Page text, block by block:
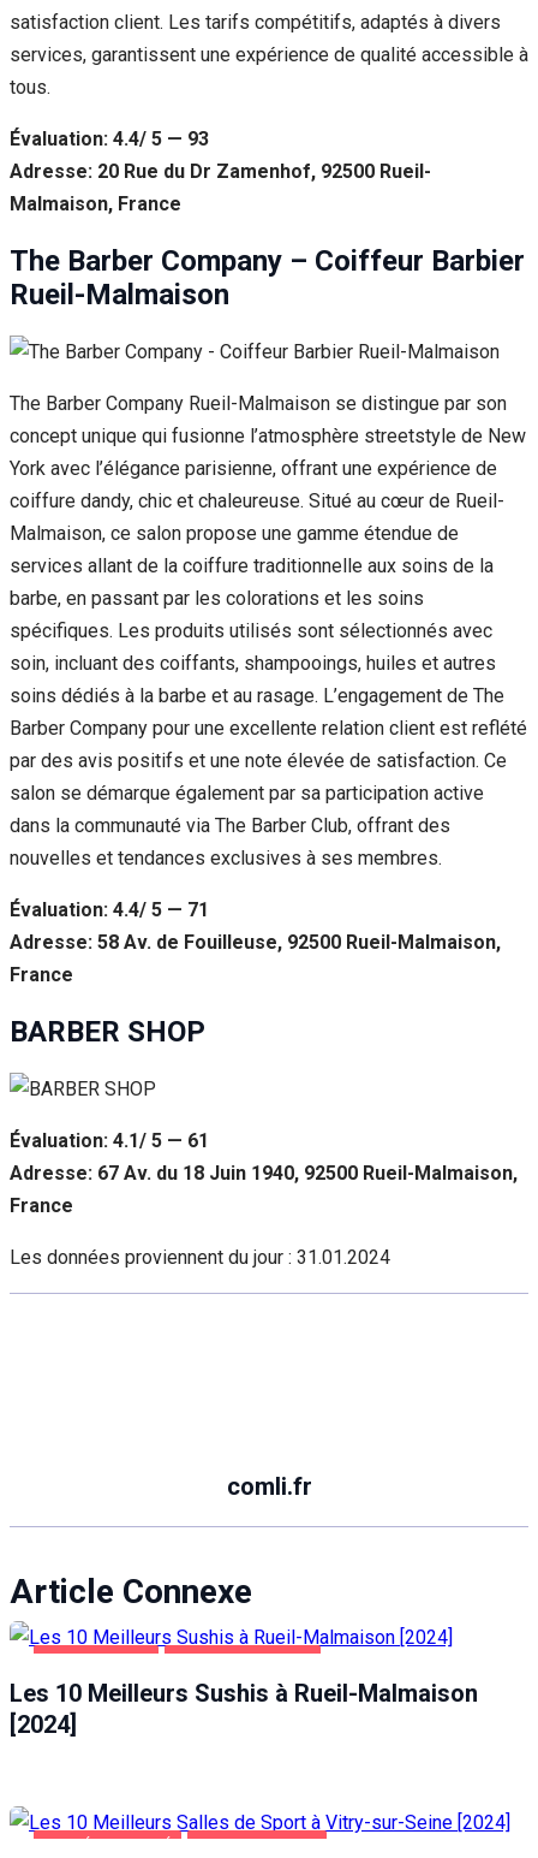
satisfaction client. Les tarifs compétitifs, adaptés à divers
services, garantissent une expérience de qualité accessible à
tous.
Évaluation: 4.4/ 5 — 93
Adresse: 20 Rue du Dr Zamenhof, 92500 Rueil-
Malmaison, France
The Barber Company – Coiffeur Barbier
Rueil-Malmaison
The Barber Company Rueil-Malmaison se distingue par son
concept unique qui fusionne l’atmosphère streetstyle de New
York avec l’élégance parisienne, offrant une expérience de
coiffure dandy, chic et chaleureuse. Situé au cœur de Rueil-
Malmaison, ce salon propose une gamme étendue de
services allant de la coiffure traditionnelle aux soins de la
barbe, en passant par les colorations et les soins
spécifiques. Les produits utilisés sont sélectionnés avec
soin, incluant des coiffants, shampooings, huiles et autres
soins dédiés à la barbe et au rasage. L’engagement de The
Barber Company pour une excellente relation client est reflété
par des avis positifs et une note élevée de satisfaction. Ce
salon se démarque également par sa participation active
dans la communauté via The Barber Club, offrant des
nouvelles et tendances exclusives à ses membres.
Évaluation: 4.4/ 5 — 71
Adresse: 58 Av. de Fouilleuse, 92500 Rueil-Malmaison,
France
BARBER SHOP
Évaluation: 4.1/ 5 — 61
Adresse: 67 Av. du 18 Juin 1940, 92500 Rueil-Malmaison,
France
Les données proviennent du jour : 31.01.2024
comli.fr
Article Connexe
Les 10 Meilleurs Sushis à Rueil-Malmaison
[2024]